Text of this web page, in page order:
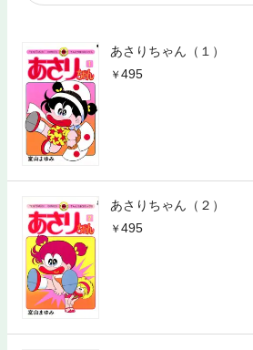
あさりちゃん（１）
495
あさりちゃん（２）
495